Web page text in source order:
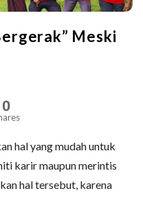
Meski
0
hal yang mudah untuk
karir maupun merintis
hal tersebut, karena